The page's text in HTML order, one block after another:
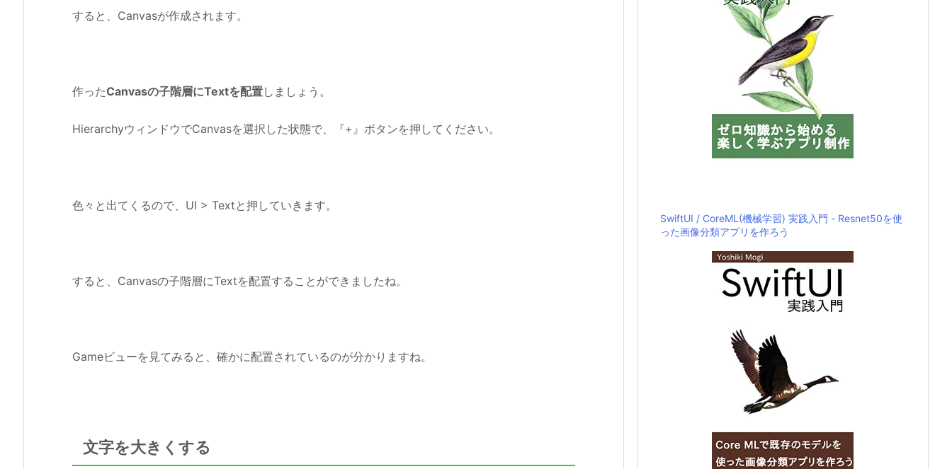
すると、Canvasが作成されます。
作ったCanvasの子階層にTextを配置しましょう。
HierarchyウィンドウでCanvasを選択した状態で、『+』ボタンを押してください。
色々と出てくるので、UI > Textと押していきます。
すると、Canvasの子階層にTextを配置することができましたね。
Gameビューを見てみると、確かに配置されているのが分かりますね。
文字を大きくする
SwiftUI / CoreML(機械学習) 実践入門 - Resnet50を使
った画像分類アプリを作ろう